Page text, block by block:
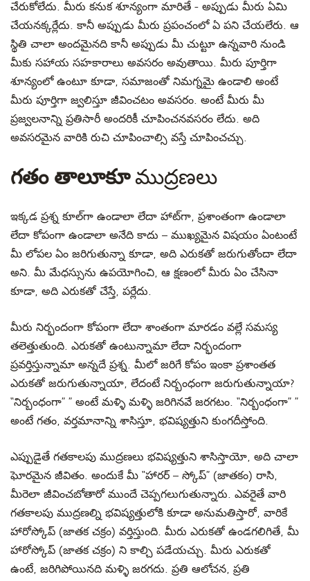
చేరుకోలేదు. మీరు కనుక శూన్యంగా మారితే - అప్పుడు మీరు ఏమి
చేయనక్కర్లేదు. కానీ అప్పుడు మీరు ప్రపంచంలో ఏ పని చేయలేరు. ఆ
స్థితి చాలా అందమైనది కానీ అప్పుడు మీ చుట్టూ ఉన్నవారి నుండి
మీకు సహాయ సహకారాలు అవసరం అవుతాయి. మీరు పూర్తిగా
శూన్యంలో ఉంటూ కూడా, సమాజంతో నిమగ్నమై ఉండాలి అంటే
మీరు పూర్తిగా జ్వలిస్తూ జీవించటం అవసరం. అంటే మీరు మీ
ప్రజ్వలనాన్ని ప్రతిసారీ అందరికీ చూపించనవసరం లేదు. అది
అవసరమైన వారికి రుచి చూపించాల్సి వస్తే చూపించచ్చు.
గతం తాలూకూ ముద్రణలు
ఇక్కడ ప్రశ్న కూల్‍గా ఉండాలా లేదా ‍హాట్‍గా, ప్రశాంతంగా ఉండాలా
లేదా కోపంగా ఉండాలా అనేది కాదు – ముఖ్యమైన విషయం ఏంటంటే
మీ లోపల ఏం జరిగుతున్నా కూడా, అది ఎరుకతో జరుగుతోందా లేదా
అని. మీ మేధస్సును ఉపయోగించి, ఆ క్షణంలో మీరు ఏం చేసినా
కూడా, అది ఎరుకతో చేస్తే, పర్లేదు.
మీరు నిర్భందంగా కోపంగా లేదా శాంతంగా మారడం వల్లే సమస్య
తలెత్తుతుంది. ఎరుకతో ఉంటున్నామా లేదా నిర్భందంగా
ప్రవర్తిస్తున్నామా అన్నదే ప్రశ్న. మీలో జరిగే కోపం ఇంకా ప్రశాంతత
ఎరుకతో జరుగుతున్నాయా, లేదంటే నిర్బంధంగా జరుగుతున్నాయా?
“నిర్బంధంగా” ” అంటే మళ్ళి మళ్ళి జరిగినవే జరగటం. “నిర్బంధంగా” ”
అంటే గతం, వర్తమానాన్ని శాసిస్తూ, భవిష్యత్తుని కుంగదీస్తోంది.
ఎప్పుడైతే గతకాలపు ముద్రణలు భవిష్యత్తుని శాసిస్తాయో, అది చాలా
ఘోరమైన జీవితం. అందుకే మీ “హారర్ – స్కోప్” (జాతకం) రాసి,
మీరెలా జీవించబోతారో ముందే చెప్పగలుగుతున్నారు. ఎవరైతే వారి
గతకాలపు ముద్రణల్ని భవిష్యత్తులోకి కూడా అనుమతిస్తారో, వారికే
హారోస్కోప్ (జాతక చక్రం) వర్తిస్తుంది. మీరు ఎరుకతో ఉండగలిగితే, మీ
హారోస్కోప్ (జాతక చక్రం) ని కాల్చి పడేయచ్చు. మీరు ఎరుకతో
ఉంటే, జరిగిపోయినది మళ్ళి జరగదు. ప్రతి ఆలోచన, ప్రతి